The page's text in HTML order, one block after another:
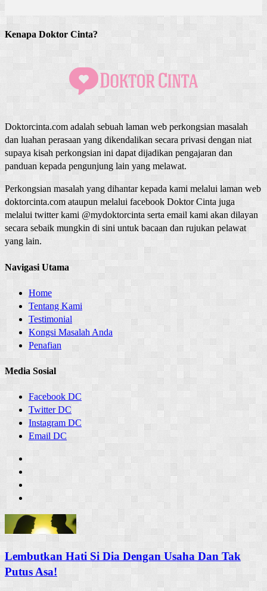
Kenapa Doktor Cinta?
Doktorcinta.com adalah sebuah laman web perkongsian masalah
dan luahan perasaan yang dikendalikan secara privasi dengan niat
supaya kisah perkongsian ini dapat dijadikan pengajaran dan
panduan kepada pengunjung lain yang melawat.
Perkongsian masalah yang dihantar kepada kami melalui laman web
doktorcinta.com ataupun melalui facebook Doktor Cinta juga
melalui twitter kami @mydoktorcinta serta email kami akan dilayan
secara sebaik mungkin di sini untuk bacaan dan rujukan pelawat
yang lain.
Navigasi Utama
Home
Tentang Kami
Testimonial
Kongsi Masalah Anda
Penafian
Media Sosial
Facebook DC
Twitter DC
Instagram DC
Email DC
Lembutkan Hati Si Dia Dengan Usaha Dan Tak
Putus Asa!